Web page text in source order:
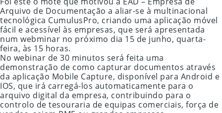
Arquivo de Documentação a aliar-se à multinacional
tecnológica CumulusPro, criando uma aplicação móvel
fácil e acessível às empresas, que será apresentada
num webminar no próximo dia 15 de junho, quarta-
feira, às 15 horas.
No webinar de 30 minutos será feita uma
demonstração de como capturar documentos através
da aplicação Mobile Capture, disponível para Android e
IOS, que irá carregá-los automaticamente para o
arquivo digital da empresa, contribuindo para o
controlo de tesouraria de equipas comerciais, força de